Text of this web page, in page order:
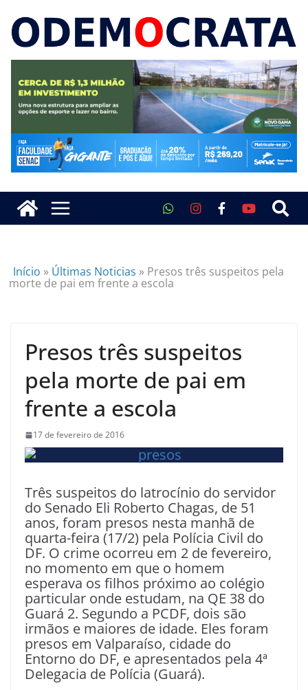
Início » Últimas Noticias » Presos três suspeitos pela
morte de pai em frente a escola
Presos três suspeitos
pela morte de pai em
frente a escola
17 de fevereiro de 2016
Três suspeitos do latrocínio do servidor
do Senado Eli Roberto Chagas, de 51
anos, foram presos nesta manhã de
quarta-feira (17/2) pela Polícia Civil do
DF. O crime ocorreu em 2 de fevereiro,
no momento em que o homem
esperava os filhos próximo ao colégio
particular onde estudam, na QE 38 do
Guará 2. Segundo a PCDF, dois são
irmãos e maiores de idade. Eles foram
presos em Valparaíso, cidade do
Entorno do DF, e apresentados pela 4ª
Delegacia de Polícia (Guará).